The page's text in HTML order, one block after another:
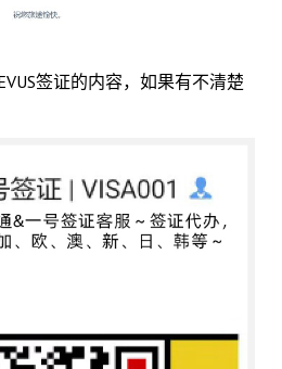
签证的内容，如果有不清楚